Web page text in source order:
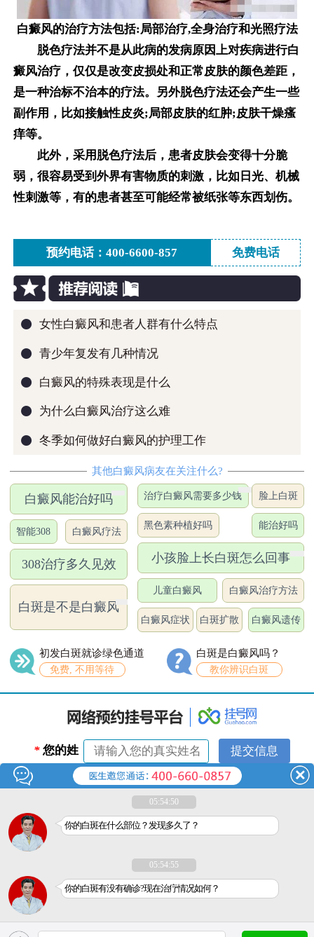
白癜风的治疗方法包括:局部治疗,全身治疗和光照疗法
脱色疗法并不是从此病的发病原因上对疾病进行白
癜风治疗，仅仅是改变皮损处和正常皮肤的颜色差距，
是一种治标不治本的疗法。另外脱色疗法还会产生一些
副作用，比如接触性皮炎;局部皮肤的红肿;皮肤干燥瘙
痒等。
此外，采用脱色疗法后，患者皮肤会变得十分脆
弱，很容易受到外界有害物质的刺激，比如日光、机械
性刺激等，有的患者甚至可能经常被纸张等东西划伤。
预约电话：400-6600-857 免费电话
● 女性白癜风和患者人群有什么特点
● 青少年复发有几种情况
● 白癜风的特殊表现是什么
● 为什么白癜风治疗这么难
● 冬季如何做好白癜风的护理工作
其他白癜风病友在关注什么?
白癜风能治好吗
智能308 白癜风疗法
308治疗多久见效
白斑是不是白癜风
治疗白癜风需要多少钱 脸上白斑
黑色素种植好吗 能治好吗
小孩脸上长白斑怎么回事
儿童白癜风 白癜风治疗方法
白癜风症状 白斑扩散 白癜风遗传
初发白斑就诊绿色通道
免费, 不用等待
白斑是白癜风吗？
教你辨识白斑
* 您的姓
名：
* 联系电
话：
医疗广告审查证明文号：粤（A）广（2018）第240号
05:54:50
你的白斑在什么部位？发现多久了？
05:54:55
你的白斑有没有确诊?现在治疗情况如何？